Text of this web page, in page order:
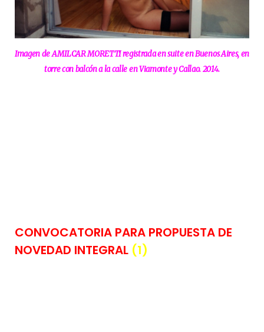
Imagen de AMILCAR MORETTI registrada en suite en Buenos Aires, en
torre con balcón a la calle en Viamonte y Callao. 2014.
CONVOCATORIA PARA PROPUESTA DE
NOVEDAD INTEGRAL (1)